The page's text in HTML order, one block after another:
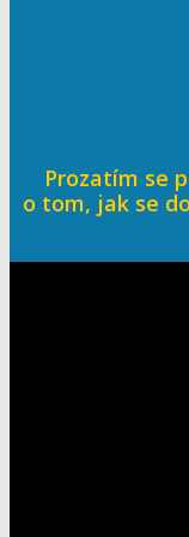
Prozatím se
o tom, jak se